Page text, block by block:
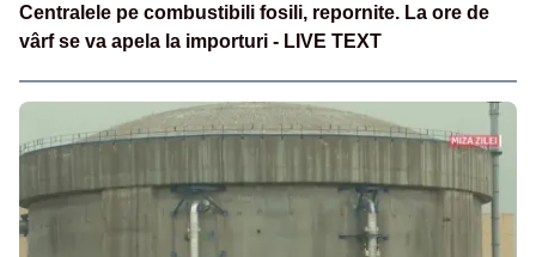
Centralele pe combustibili fosili, repornite. La ore de
vârf se va apela la importuri - LIVE TEXT